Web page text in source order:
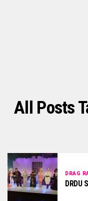
All Posts
DRAG
DRDU